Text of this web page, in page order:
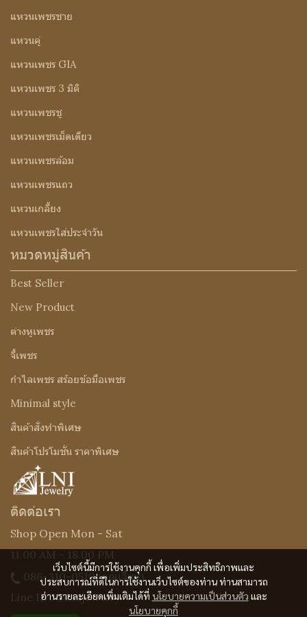
เว็บไซต์นี้มีการใช้งานคุกกี้ เพื่อเพิ่มประสิทธิภาพและ
ประสบการณ์ที่ดีในการใช้งานเว็บไซต์ของท่าน ท่านสามารถ
อ่านรายละเอียดเพิ่มเติมได้ที่ นโยบายความเป็นส่วนตัว และ
นโยบายคุกกี้
แหวนเพชรชาย
แหวนคู่
แหวนเพชร GIA
แหวนเพชร 3 มิติ
แหวนเพชรชู
แหวนเพชรเม็ดเดียว
แหวนเพชรล้อม
แหวนเพชรแถว
แหวนเกลี้ยง
แหวนเพชรใส่ประจำวัน
หมวดหมู่สินค้า
Best Seller
New Product
ต่างหูเพชร
จี้เพชร
กำไลเพชร สร้อยข้อมือเพชร
Minimal style
สินค้าสั่งทำพิเศษ
สินค้าโปรโมชั่น ราคาพิเศษ
ติดต่อเรา
Shop Open Mon - Sat
11.00 AM - 18.00 PM
086-310-0519(คุณเจี๊ยบ)
Line ID : @Lnijewelry